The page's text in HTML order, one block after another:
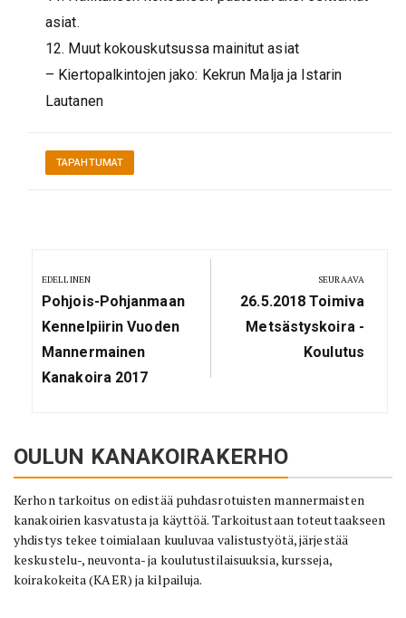
asiat.
12. Muut kokouskutsussa mainitut asiat
– Kiertopalkintojen jako: Kekrun Malja ja Istarin
Lautanen
TAPAHTUMAT
selaus
EDELLINEN
Previous
Post:
Pohjois-Pohjanmaan
Kennelpiirin Vuoden
Mannermainen
Kanakoira 2017
SEURAAVA
Next
Post:
26.5.2018 Toimiva
Metsästyskoira -
Koulutus
OULUN KANAKOIRAKERHO
Kerhon tarkoitus on edistää puhdasrotuisten mannermaisten
kanakoirien kasvatusta ja käyttöä. Tarkoitustaan toteuttaakseen
yhdistys tekee toimialaan kuuluvaa valistustyötä, järjestää
keskustelu-, neuvonta- ja koulutustilaisuuksia, kursseja,
koirakokeita (KAER) ja kilpailuja.